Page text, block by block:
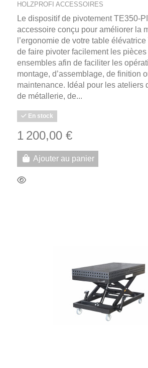
HOLZPROFI ACCESSOIRES
Le dispositif de pivotement TE350-
accessoire conçu pour améliorer la
l’ergonomie de votre table
de faire pivoter facilement les pièces
ensembles afin de faciliter les
montage, d’assemblage, de finition
maintenance. Idéal pour les ateliers
de métallerie, de...
En stock
1 200,00 €
Ajouter au panier